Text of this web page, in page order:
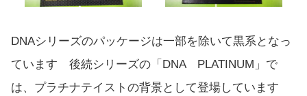
DNAシリーズのパッケージは一部を除いて黒系となっ
ています 後続シリーズの「DNA PLATINUM」で
は、プラチナテイストの背景として登場しています